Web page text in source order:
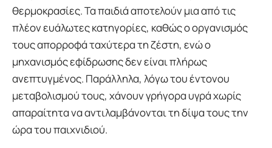
θερμοκρασίες. Τα παιδιά αποτελούν μια από τις
πλέον ευάλωτες κατηγορίες, καθώς ο οργανισμός
τους απορροφά ταχύτερα τη ζέστη, ενώ ο
μηχανισμός εφίδρωσης δεν είναι πλήρως
ανεπτυγμένος. Παράλληλα, λόγω του έντονου
μεταβολισμού τους, χάνουν γρήγορα υγρά χωρίς
απαραίτητα να αντιλαμβάνονται τη δίψα τους την
ώρα του παιχνιδιού.